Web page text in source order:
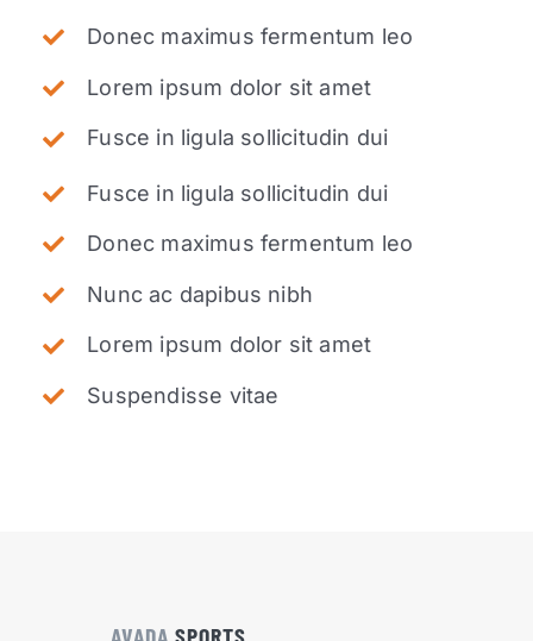
Donec maximus fermentum leo
Lorem ipsum dolor sit amet
Fusce in ligula sollicitudin dui
Fusce in ligula sollicitudin dui
Donec maximus fermentum leo
Nunc ac dapibus nibh
Lorem ipsum dolor sit amet
Suspendisse vitae